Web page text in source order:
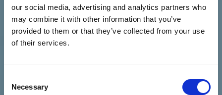
our social media, advertising and analytics partners who
may combine it with other information that you’ve
provided to them or that they’ve collected from your use
of their services.
Selection
Necessary